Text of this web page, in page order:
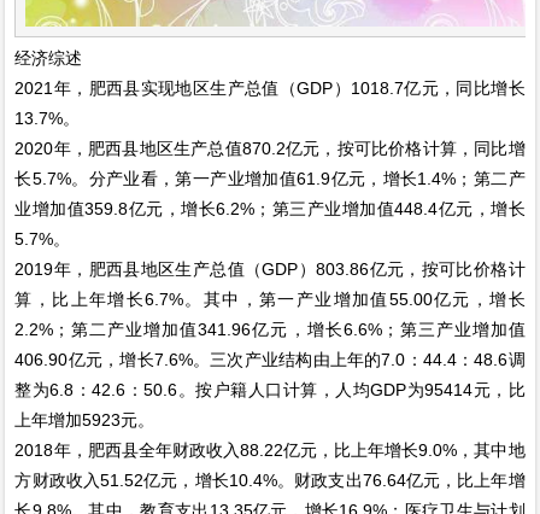
经济综述
2021年，肥西县实现地区生产总值（GDP）1018.7亿元，同比增长
13.7%。
2020年，肥西县地区生产总值870.2亿元，按可比价格计算，同比增
长5.7%。分产业看，第一产业增加值61.9亿元，增长1.4%；第二产
业增加值359.8亿元，增长6.2%；第三产业增加值448.4亿元，增长
5.7%。
2019年，肥西县地区生产总值（GDP）803.86亿元，按可比价格计
算，比上年增长6.7%。其中，第一产业增加值55.00亿元，增长
2.2%；第二产业增加值341.96亿元，增长6.6%；第三产业增加值
406.90亿元，增长7.6%。三次产业结构由上年的7.0：44.4：48.6调
整为6.8：42.6：50.6。按户籍人口计算，人均GDP为95414元，比
上年增加5923元。
2018年，肥西县全年财政收入88.22亿元，比上年增长9.0%，其中地
方财政收入51.52亿元，增长10.4%。财政支出76.64亿元，比上年增